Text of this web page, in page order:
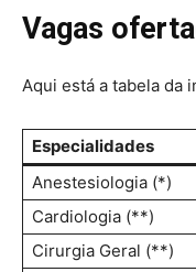
Vagas
Aqui está a tabela da
Especialidades
Anestesiologia (*)
Cardiologia (**)
Cirurgia Geral (**)